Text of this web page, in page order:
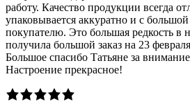
работу. Качество продукции всегда
упаковывается аккуратно и с
покупателю. Это большая редкость в
получила большой заказ на 23
Большое спасибо Татьяне за
Настроение прекрасное!